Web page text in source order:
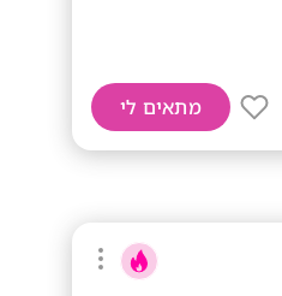
מתאים לי